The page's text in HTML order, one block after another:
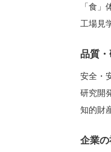
「食」
工場見
品質
安全・
研究開
知的財
企業